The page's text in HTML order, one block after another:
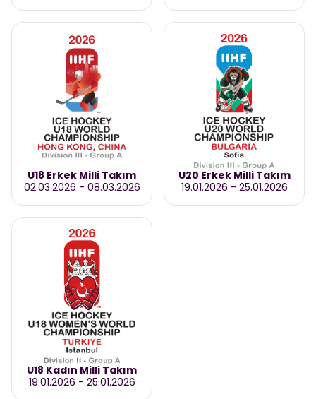
U18 Erkek Milli Takım
02.03.2026 - 08.03.2026
U20 Erkek Milli Takım
19.01.2026 - 25.01.2026
U18 Kadın Milli Takım
19.01.2026 - 25.01.2026